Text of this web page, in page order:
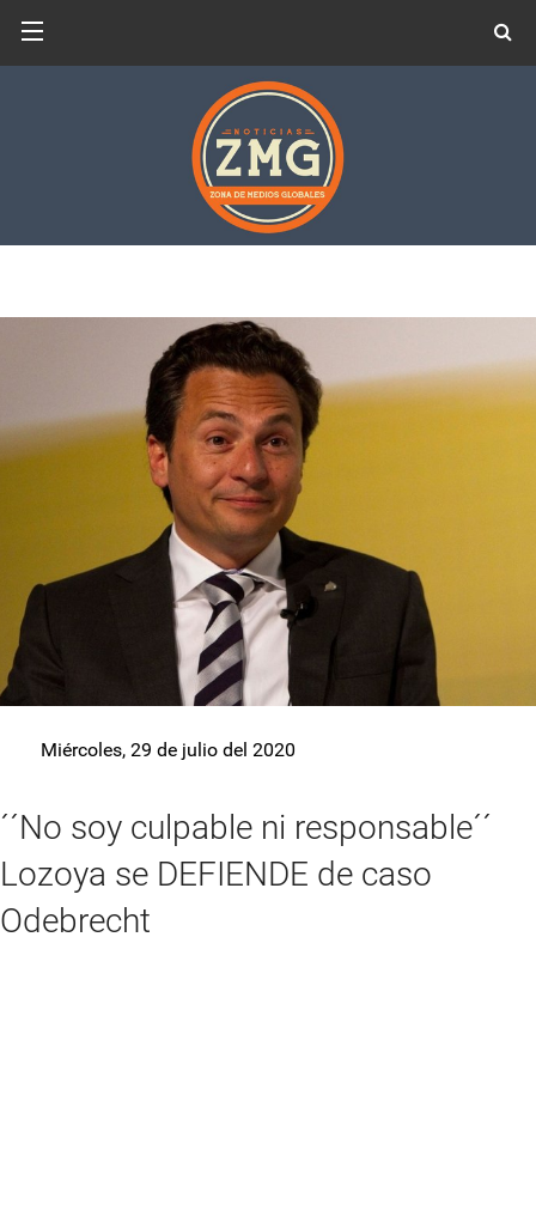
Miércoles, 29 de julio del 2020
´´No soy culpable ni responsable´´
Lozoya se DEFIENDE de caso
Odebrecht